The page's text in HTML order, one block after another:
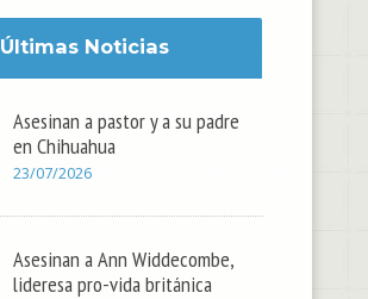
Últimas Noticias
Asesinan a pastor y a su padre
en Chihuahua
23/07/2026
Asesinan a Ann Widdecombe,
lideresa pro-vida británica